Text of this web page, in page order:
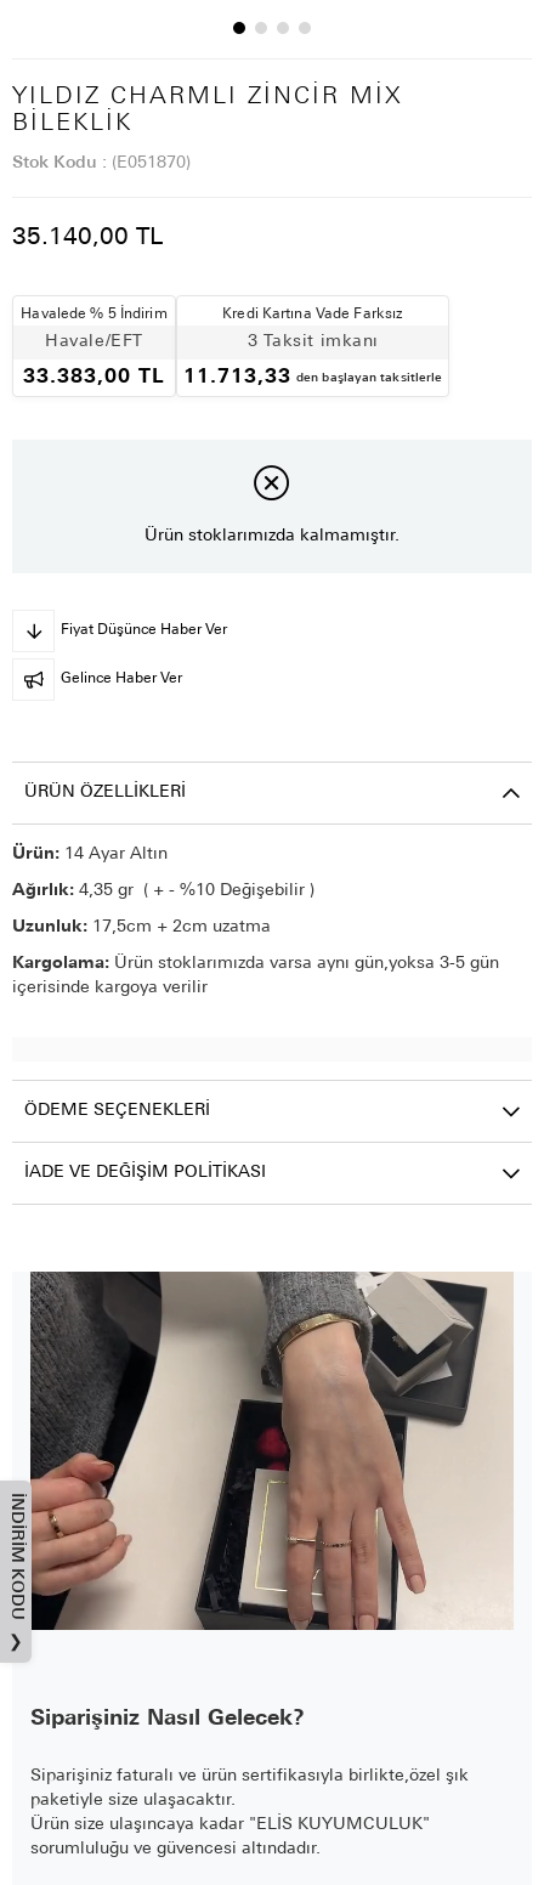
YILDIZ CHARMLI ZINCIR MIX
BILEKLIK
Stok Kodu (E051870)
35.140,00 TL
Havalede % 5 İndirim
Havale/EFT
33.383,00 TL
Kredi Kartına Vade Farksız
3 Taksit imkanı
11.713,33 den başlayan taksitlerle
Ürün stoklarımızda kalmamıştır.
Fiyat Düşünce Haber Ver
Gelince Haber Ver
ÜRÜN ÖZELLIKLERI
Ürün: 14 Ayar Altın
Ağırlık: 4,35 gr ( + - %10 Değişebilir )
Uzunluk: 17,5cm + 2cm uzatma
Kargolama: Ürün stoklarımızda varsa aynı gün,yoksa 3-5 gün
içerisinde kargoya verilir
ÖDEME SEÇENEKLERI
İADE VE DEĞIŞIM POLITIKASI
Siparişiniz Nasıl Gelecek?
Siparişiniz faturalı ve ürün sertifikasıyla birlikte,özel şık
paketiyle size ulaşacaktır.
Ürün size ulaşıncaya kadar "ELİS KUYUMCULUK"
sorumluluğu ve güvencesi altındadır.
İNDIRIM KODU
❯